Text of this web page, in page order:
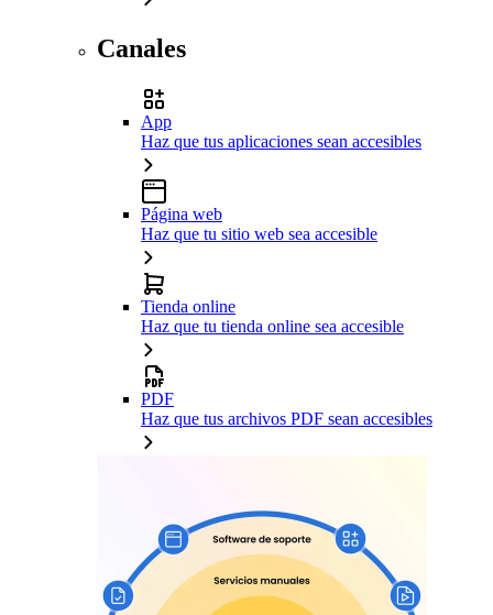
Canales
App
Haz que tus aplicaciones sean accesibles
Página web
Haz que tu sitio web sea accesible
Tienda online
Haz que tu tienda online sea accesible
PDF
Haz que tus archivos PDF sean accesibles